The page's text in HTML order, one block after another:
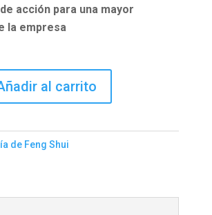
acción para una mayor
la empresa
al carrito
de Feng Shui